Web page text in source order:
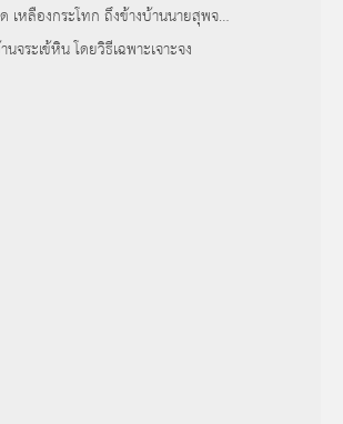
เหลืองกระโทก ถึงข้างบ้านนายสุพจน์
ระเข้หิน โดยวิธีเฉพาะเจาะจง